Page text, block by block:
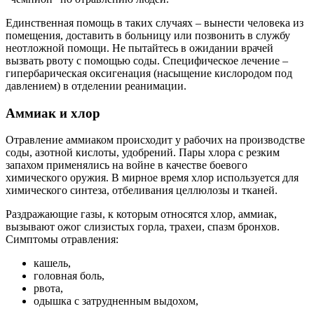
Единственная помощь в таких случаях – вынести человека из
помещения, доставить в больницу или позвонить в службу
неотложной помощи. Не пытайтесь в ожидании врачей
вызвать рвоту с помощью соды. Специфическое лечение –
гипербарическая оксигенация (насыщение кислородом под
давлением) в отделении реанимации.
Аммиак и хлор
Отравление аммиаком происходит у рабочих на производстве
соды, азотной кислоты, удобрений. Пары хлора с резким
запахом применялись на войне в качестве боевого
химического оружия. В мирное время хлор используется для
химического синтеза, отбеливания целлюлозы и тканей.
Раздражающие газы, к которым относятся хлор, аммиак,
вызывают ожог слизистых горла, трахеи, спазм бронхов.
Симптомы отравления:
кашель,
головная боль,
рвота,
одышка с затрудненным выдохом,